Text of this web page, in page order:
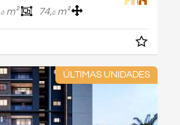
0m² 74,0m²
ÚLTIMAS UNIDADES